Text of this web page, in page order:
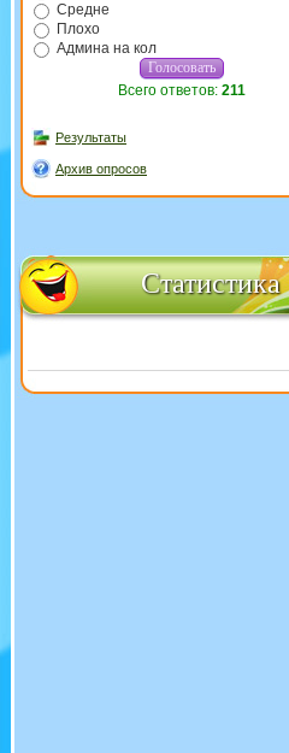
Средне
Плохо
Админа на кол
Всего ответов: 211
Результаты
Архив опросов
Статистика